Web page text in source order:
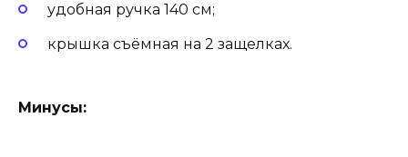
удобная ручка 140 см;
крышка съёмная на 2 защелках.
Минусы: